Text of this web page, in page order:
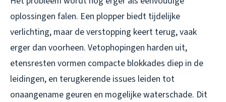
oplossingen falen. Een plopper biedt tijdelijke
verlichting, maar de verstopping keert terug, vaak
erger dan voorheen. Vetophopingen harden uit,
etensresten vormen compacte blokkades diep in de
leidingen, en terugkerende issues leiden tot
onaangename geuren en mogelijke waterschade. Dit